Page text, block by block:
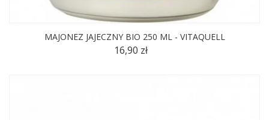
MAJONEZ JAJECZNY BIO 250 ML - VITAQUELL
16,90 zł